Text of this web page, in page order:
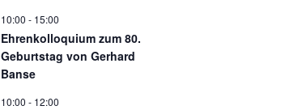
10:00 - 15:00
Ehrenkolloquium zum 80.
Geburtstag von Gerhard
Banse
10:00 - 12:00